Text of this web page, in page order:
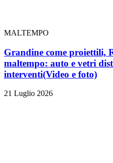
MALTEMPO
Grandine come proiettili,
maltempo: auto e vetri
interventi(Video e foto)
21 Luglio 2026